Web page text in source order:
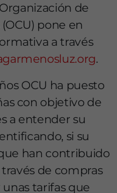
de
pone en
a través
.
OCU ha puesto
con objetivo de
a entender su
si su
han contribuido
de compras
tarifas que